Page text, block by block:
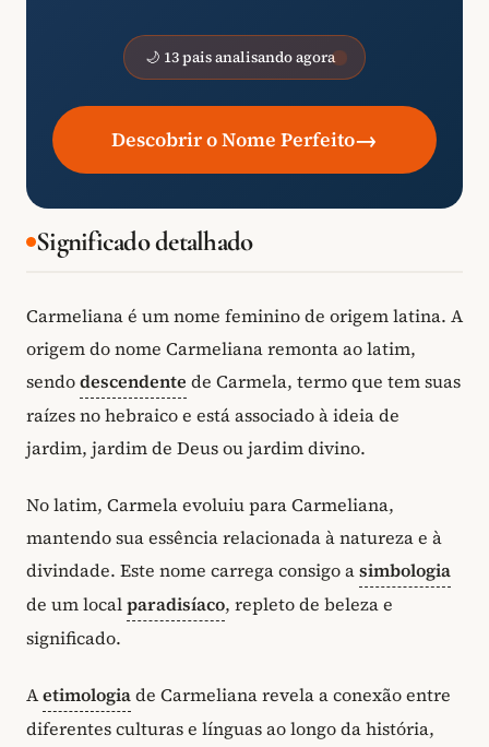
🌙 13 pais analisando agora
Descobrir o Nome Perfeito→
Significado detalhado
Carmeliana é um nome feminino de origem latina. A
origem do nome Carmeliana remonta ao latim,
sendodescendente de Carmela, termo que tem suas
raízes no hebraico e está associado à ideia de
jardim, jardim de Deus ou jardim divino.
No latim, Carmela evoluiu para Carmeliana,
mantendo sua essência relacionada à natureza e à
divindade. Este nome carrega consigo asimbologia
de um localparadisíaco, repleto de beleza e
significado.
Aetimologiade Carmeliana revela a conexão entre
diferentes culturas e línguas ao longo da história,